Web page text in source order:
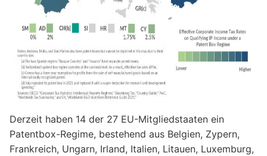
Derzeit haben 14 der 27 EU-Mitgliedstaaten ein
Patentbox-Regime, bestehend aus Belgien, Zypern,
Frankreich, Ungarn, Irland, Italien, Litauen, Luxemburg,